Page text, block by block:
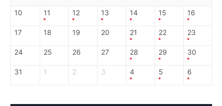
10 11 12 13 14 15 16
17 18 19 20 21 22 23
24 25 26 27 28 29 30
31 1 2 3 4 5 6